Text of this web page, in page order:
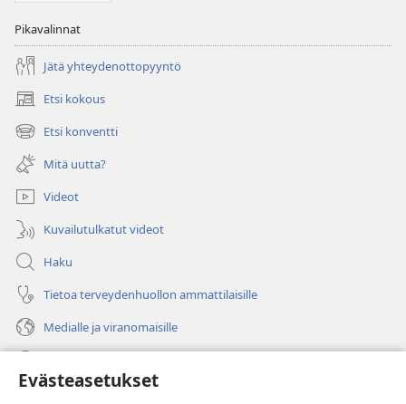
Evästeasetukset
Pikavalinnat
Jätä yhteydenottopyyntö
Etsi kokous
(avaa
uuden
ikkunan)
Etsi konventti
(avaa
uuden
ikkunan)
Mitä uutta?
Videot
Kuvailutulkatut videot
Haku
Tietoa terveydenhuollon ammattilaisille
Medialle ja viranomaisille